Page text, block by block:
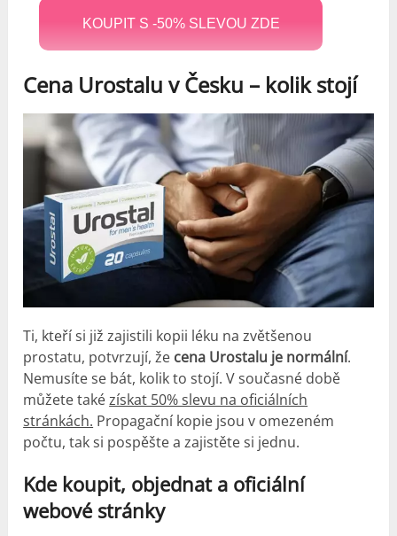
KOUPIT S -50% SLEVOU ZDE
Cena Urostalu v Česku – kolik stojí
Ti, kteří si již zajistili kopii léku na zvětšenou
prostatu, potvrzují, že cena Urostalu je normální.
Nemusíte se bát, kolik to stojí. V současné době
můžete takézískat 50% slevu na oficiálních
stránkách. Propagační kopie jsou v omezeném
počtu, tak si pospěšte a zajistěte si jednu.
Kde koupit, objednat a oficiální
webové stránky